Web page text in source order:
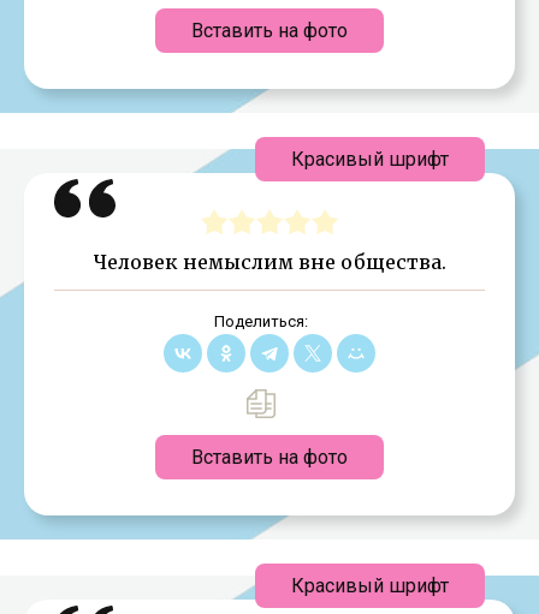
Вставить на фото
Человек немыслим вне общества.
Поделиться:
Вставить на фото
Красивый шрифт
Красивый шрифт